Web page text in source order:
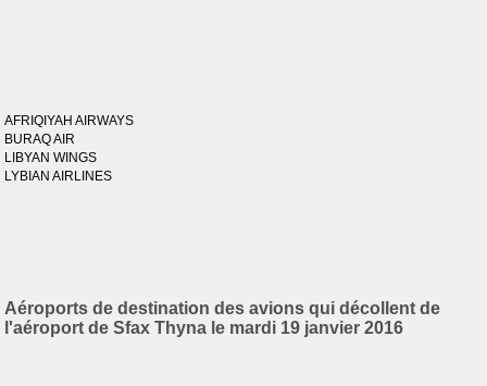
AFRIQIYAH AIRWAYS
BURAQ AIR
LIBYAN WINGS
LYBIAN AIRLINES
Aéroports de destination des avions qui décollent de
l'aéroport de Sfax Thyna le mardi 19 janvier 2016